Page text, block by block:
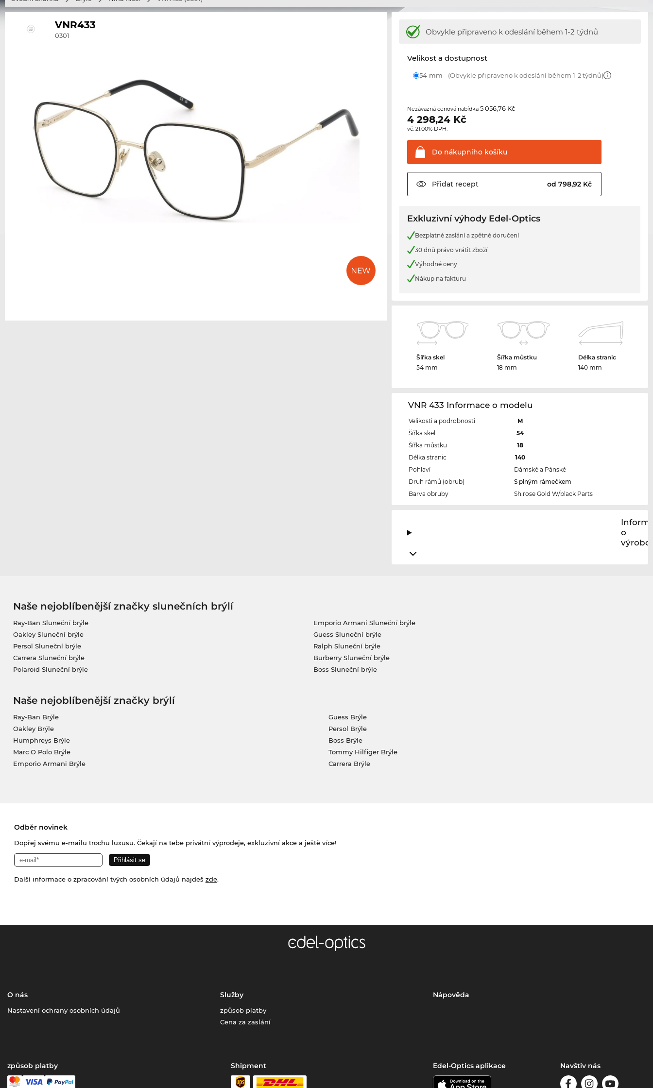
VNR433
0301 Obvykle připraveno k odeslání během 1-2 týdnů
Velikost a dostupnost
54 mm (Obvykle připraveno k odeslání během 1-2 týdnů)
Nezávazná cenová nabídka5 056,76 Kč
4 298,24 Kč
vč. 21.00% DPH.
Do nákupního košíku
Přidat recept od 798,92 Kč
Exkluzivní výhody Edel-Optics
Bezplatné zaslání a zpětné doručení
30 dnů právo vrátit zboží
Výhodné ceny
Nákup na fakturu
Šířka skel
54 mm
Šířka můstku
18 mm
Délka stranic
140 mm
VNR 433 Informace o modelu
Velikosti a podrobnosti
M
Šířka skel
54
Šířka můstku
18
Délka stranic
140
Pohlaví
Dámské a Pánské
Druh rámů (obrub)
S plným rámečkem
Barva obruby
Sh.rose Gold W/black Parts
o
výrobci
Naše nejoblíbenější značky slunečních brýlí
Ray-Ban Sluneční brýle
Oakley Sluneční brýle
Persol Sluneční brýle
Carrera Sluneční brýle
Polaroid Sluneční brýle
Emporio Armani Sluneční brýle
Guess Sluneční brýle
Ralph Sluneční brýle
Burberry Sluneční brýle
Boss Sluneční brýle
Naše nejoblíbenější značky brýlí
Ray-Ban Brýle
Oakley Brýle
Humphreys Brýle
Marc O Polo Brýle
Emporio Armani Brýle
Guess Brýle
Persol Brýle
Boss Brýle
Tommy Hilfiger Brýle
Carrera Brýle
Odběr novinek
Dopřej svému e-mailu trochu luxusu. Čekají na tebe privátní výprodeje, exkluzivní akce a ještě více!
Další informace o zpracování tvých osobních údajů najdeš zde.
O nás
Nastavení ochrany osobních údajů
Služby
způsob platby
Cena za zaslání
Nápověda
způsob platby Shipment Edel-Optics aplikace Navštiv nás